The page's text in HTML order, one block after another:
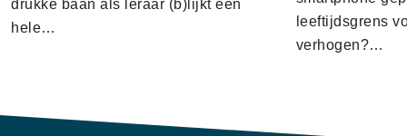
drukke baan als leraar (b)lijkt een
hele…
leeftijdsgrens
verhogen?…